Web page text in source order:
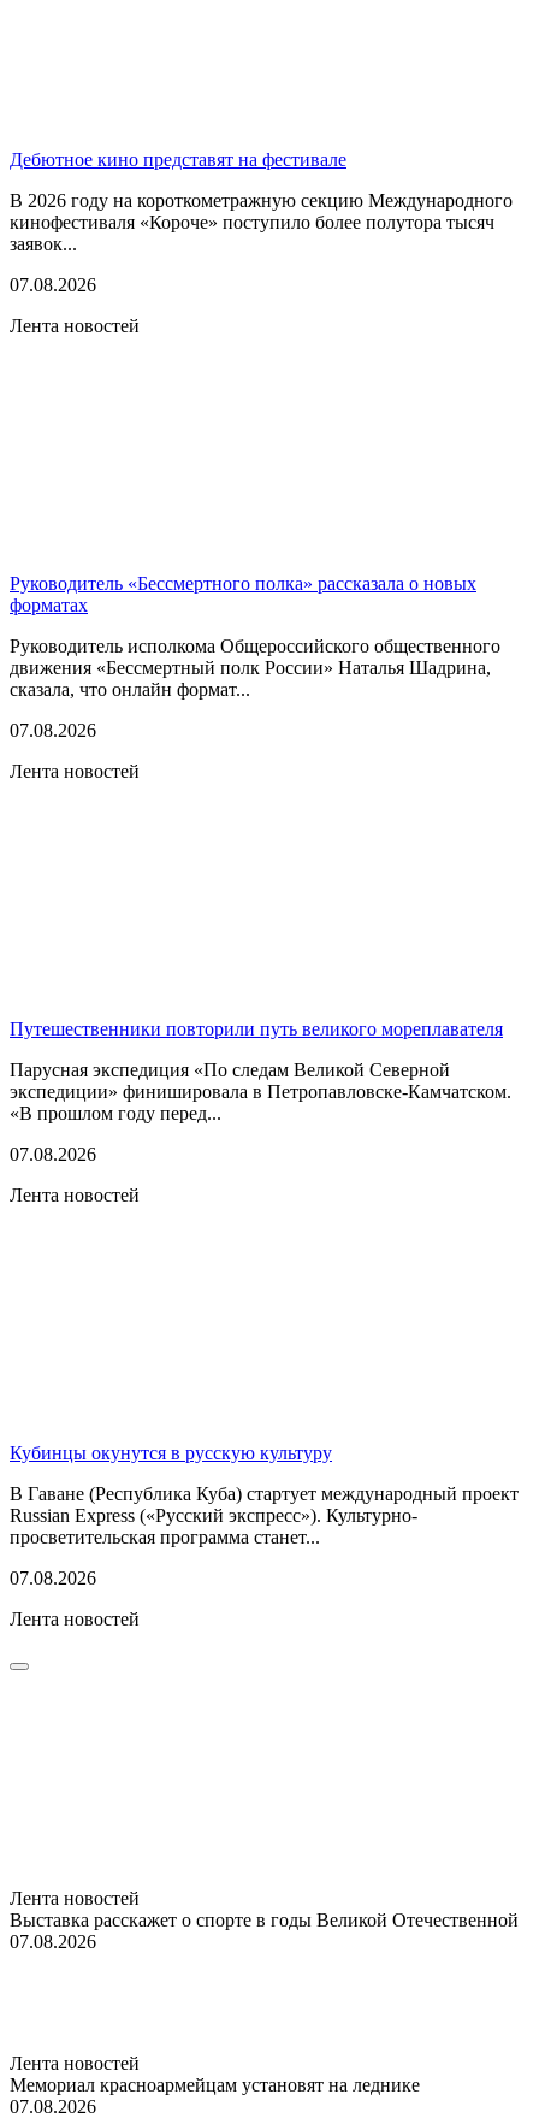
Дебютное кино представят на фестивале
В 2026 году на короткометражную секцию Международного
кинофестиваля «Короче» поступило более полутора тысяч
заявок...
07.08.2026
Лента новостей
Руководитель «Бессмертного полка» рассказала о новых
форматах
Руководитель исполкома Общероссийского общественного
движения «Бессмертный полк России» Наталья Шадрина,
сказала, что онлайн формат...
07.08.2026
Лента новостей
Путешественники повторили путь великого мореплавателя
Парусная экспедиция «По следам Великой Северной
экспедиции» финишировала в Петропавловске-Камчатском.
«В прошлом году перед...
07.08.2026
Лента новостей
Кубинцы окунутся в русскую культуру
В Гаване (Республика Куба) стартует международный проект
Russian Express («Русский экспресс»). Культурно-
просветительская программа станет...
07.08.2026
Лента новостей
Лента новостей
Выставка расскажет о спорте в годы Великой Отечественной
07.08.2026
Лента новостей
Мемориал красноармейцам установят на леднике
07.08.2026